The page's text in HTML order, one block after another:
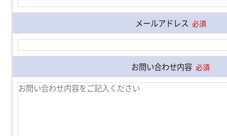
メールアドレス 必須
お問い合わせ内容 必須